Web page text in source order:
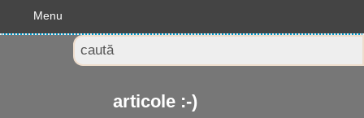
Menu
articole :-)